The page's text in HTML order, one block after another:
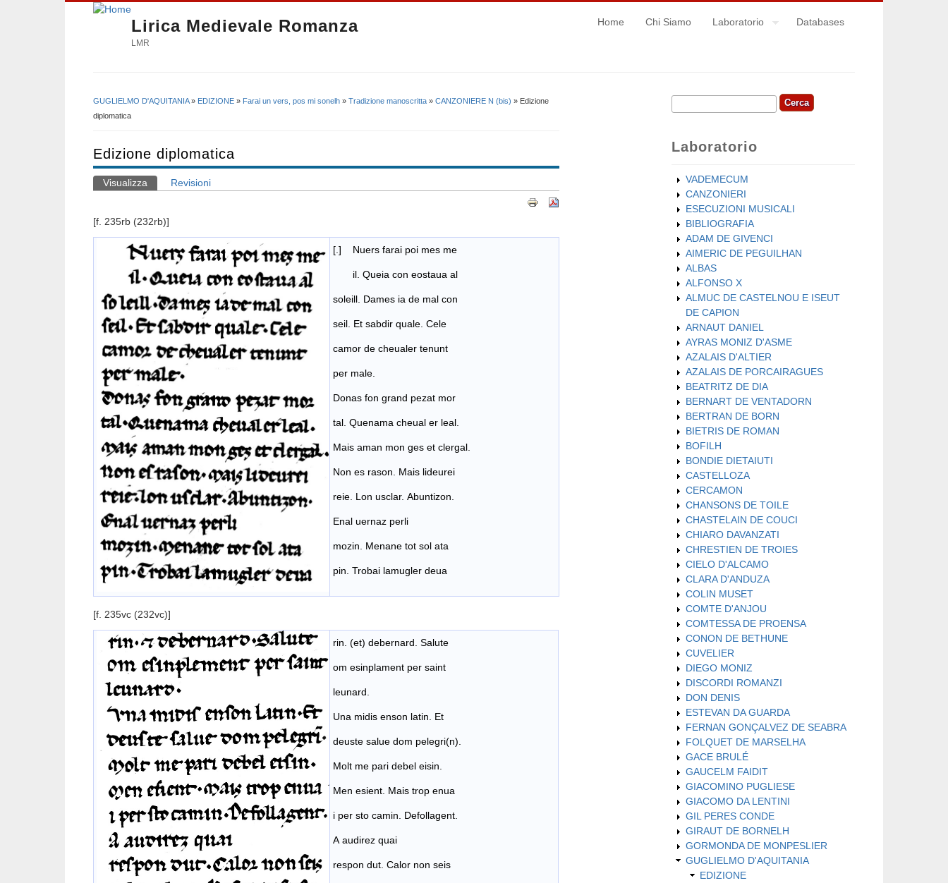
Lirica Medievale Romanza
LMR
Home Chi Siamo Laboratorio Databases
Tu sei qui
GUGLIELMO D'AQUITANIA» EDIZIONE » Farai un vers, pos mi sonelh » Tradizione manoscritta » CANZONIERE N (bis) » Edizione
diplomatica
Edizione diplomatica
Schede primarie
Visualizza (scheda attiva)
Revisioni
[f. 235rb (232rb)]
[.] Nuers farai poi mes me
il. Queia con eostaua al
soleill. Dames ia de mal con
seil. Et sabdir quale. Cele
camor de cheualer tenunt
per male.
Donas fon grand pezat mor
tal. Quenama cheual er leal.
Mais aman mon ges et clergal.
Non es rason. Mais lideurei
reie. Lon usclar. Abuntizon.
Enal uernaz perli
mozin. Menane tot sol ata
pin. Trobai lamugler deua
[f. 235vc (232vc)]
rin. (et) debernard. Salute
om esinplament per saint
leunard.
Una midis enson latin. Et
deuste salue dom pelegri(n).
Molt me pari debel eisin.
Men esient. Mais trop enua
i per sto camin. Defollagent.
A audirez quai
respon dut. Calor non seis
Form di ricerca
Cerca
Laboratorio
VADEMECUM
CANZONIERI
ESECUZIONI MUSICALI
BIBLIOGRAFIA
ADAM DE GIVENCI
AIMERIC DE PEGUILHAN
ALBAS
ALFONSO X
ALMUC DE CASTELNOU E ISEUT
DE CAPION
ARNAUT DANIEL
AYRAS MONIZ D'ASME
AZALAIS D'ALTIER
AZALAIS DE PORCAIRAGUES
BEATRITZ DE DIA
BERNART DE VENTADORN
BERTRAN DE BORN
BIETRIS DE ROMAN
BOFILH
BONDIE DIETAIUTI
CASTELLOZA
CERCAMON
CHANSONS DE TOILE
CHASTELAIN DE COUCI
CHIARO DAVANZATI
CHRESTIEN DE TROIES
CIELO D'ALCAMO
CLARA D'ANDUZA
COLIN MUSET
COMTE D'ANJOU
COMTESSA DE PROENSA
CONON DE BETHUNE
CUVELIER
DIEGO MONIZ
DISCORDI ROMANZI
DON DENIS
ESTEVAN DA GUARDA
FERNAN GONÇALVEZ DE SEABRA
FOLQUET DE MARSELHA
GACE BRULÉ
GAUCELM FAIDIT
GIACOMINO PUGLIESE
GIACOMO DA LENTINI
GIL PERES CONDE
GIRAUT DE BORNELH
GORMONDA DE MONPESLIER
GUGLIELMO D'AQUITANIA
EDIZIONE